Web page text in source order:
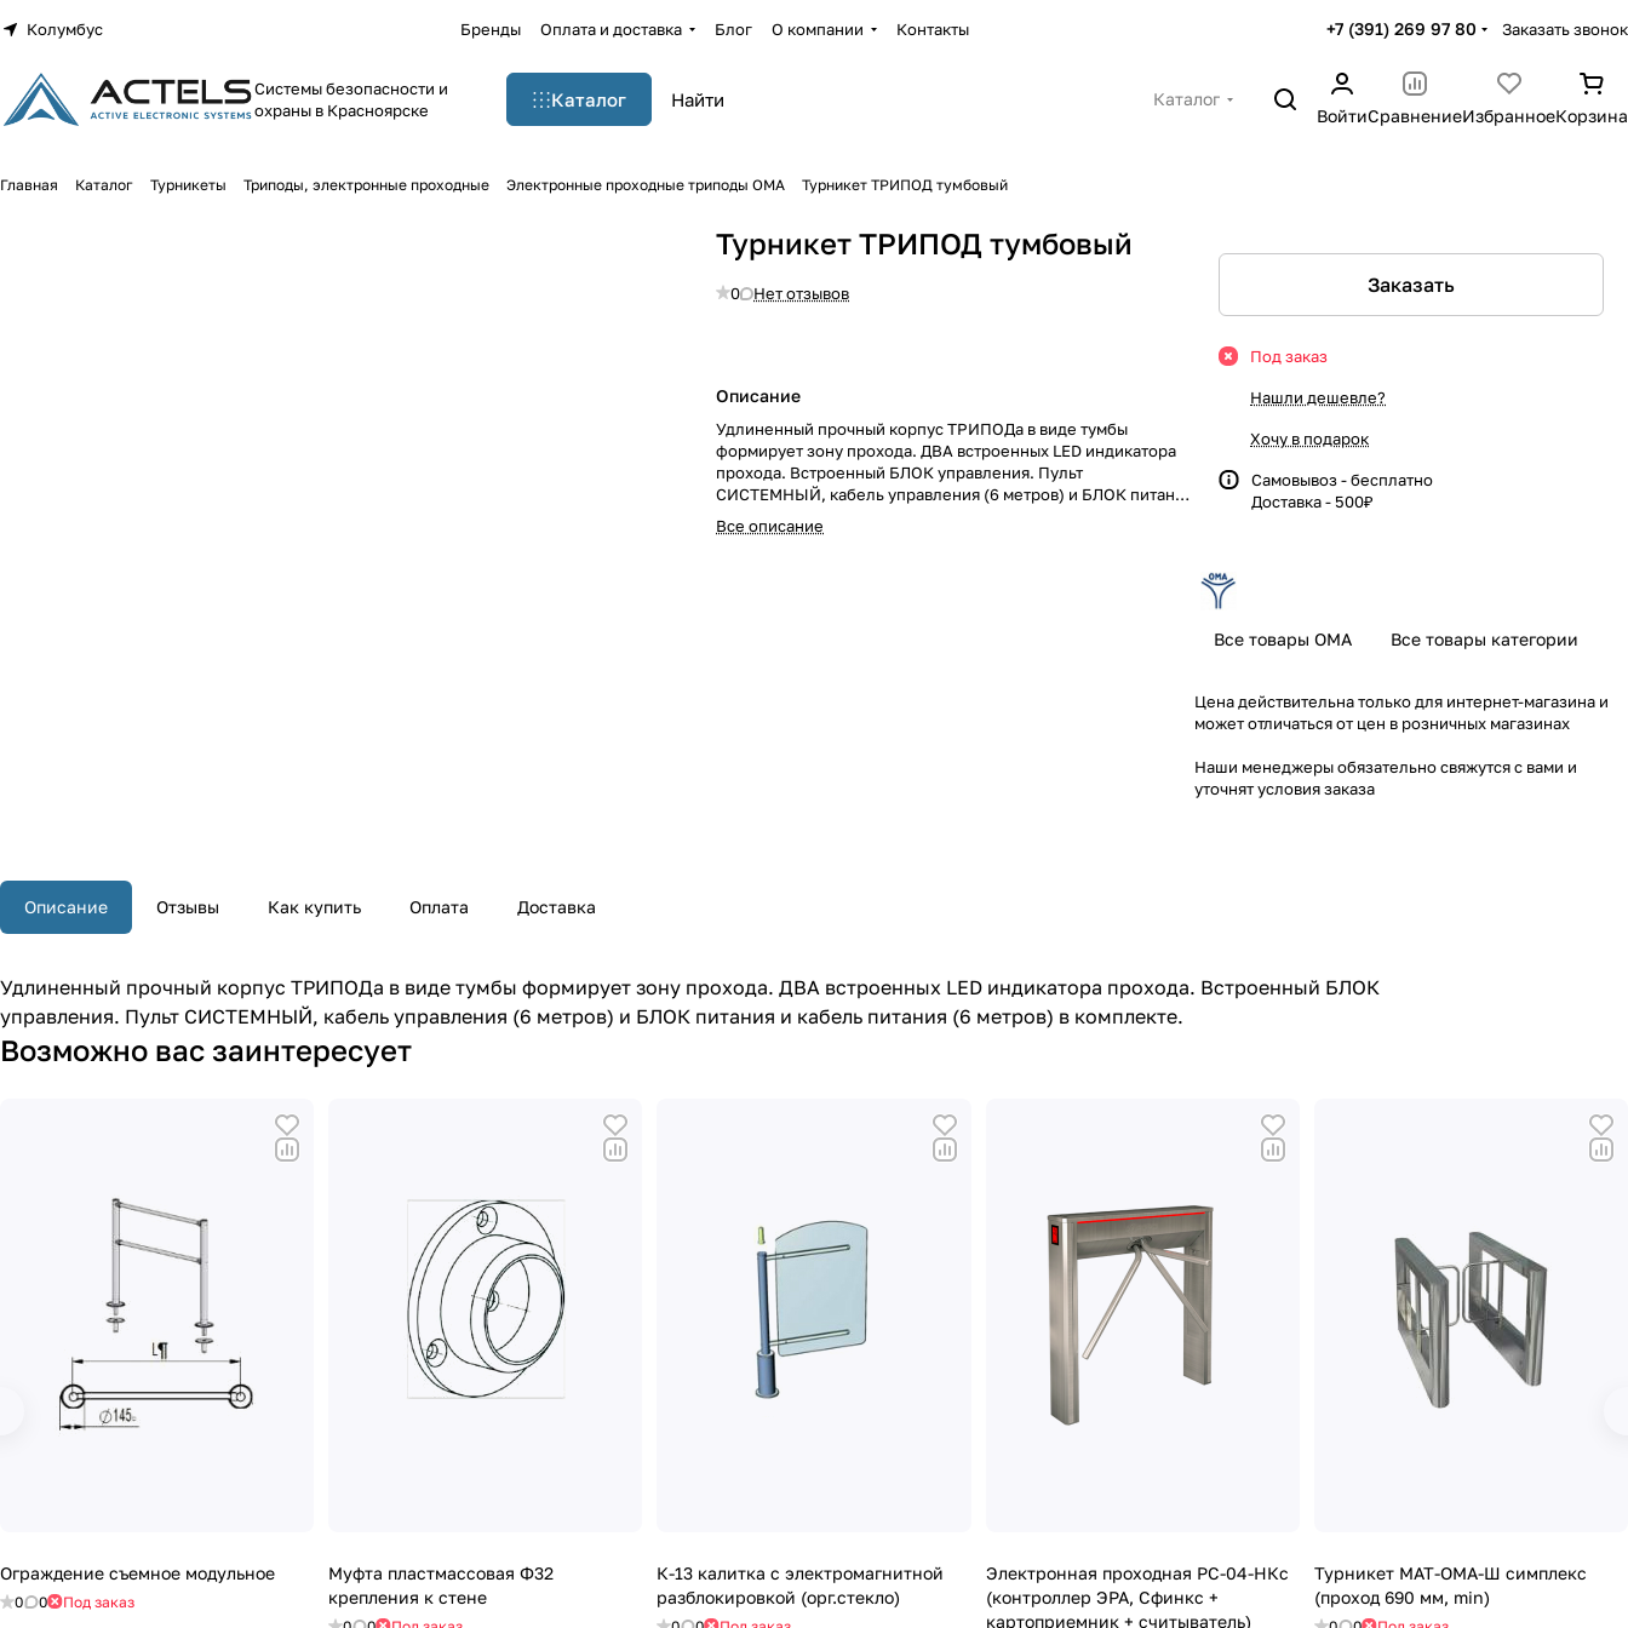
Колумбус Бренды Оплата и доставка Блог О компании Контакты +7 (391) 269 97 80 Заказать звонок
Системы безопасности и
охраны в Красноярске
Каталог
Каталог
ВойтиСравнениеИзбранноеКорзина
Главная Каталог Турникеты Триподы, электронные проходные Электронные проходные триподы OMA Турникет ТРИПОД тумбовый
Турникет ТРИПОД тумбовый
0 Нет отзывов
Описание
Удлиненный прочный корпус ТРИПОДа в виде тумбы
формирует зону прохода. ДВА встроенных LED индикатора
прохода. Встроенный БЛОК управления. Пульт
СИСТЕМНЫЙ, кабель управления (6 метров) и БЛОК питания
и кабель питания (6 метров) в комплекте.
Все описание
Заказать
Под заказ
Нашли дешевле?
Хочу в подарок
Самовывоз - бесплатно
Доставка - 500₽
Все товары OMA Все товары категории
Цена действительна только для интернет-магазина и
может отличаться от цен в розничных магазинах
Наши менеджеры обязательно свяжутся с вами и
уточнят условия заказа
Описание Отзывы Как купить Оплата Доставка
Удлиненный прочный корпус ТРИПОДа в виде тумбы формирует зону прохода. ДВА встроенных LED индикатора прохода. Встроенный БЛОК
управления. Пульт СИСТЕМНЫЙ, кабель управления (6 метров) и БЛОК питания и кабель питания (6 метров) в комплекте.
Возможно вас заинтересует
Ограждение съемное модульное
0 0 Под заказ
Муфта пластмассовая Ф32
крепления к стене
К-13 калитка с электромагнитной
разблокировкой (орг.стекло)
Электронная проходная РС-04-НКс
(контроллер ЭРА, Сфинкс +
картоприемник + считыватель)
Турникет МАТ-ОМА-Ш симплекс
(проход 690 мм, min)